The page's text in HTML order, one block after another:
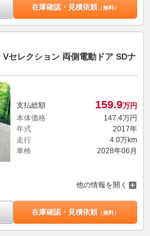
在庫確認・見積依頼（無料）
セレクション 両側電動ドア SDナ
支払総額 159.9万円
本体価格
147. 4万円
年式
2017年
走行
4.0万km
車検
2028年06月
他の情報を開く
在庫確認・見積依頼（無料）